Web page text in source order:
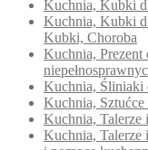
Kuchnia, Kubki
Kuchnia, Kubki
Kubki, Choroba
Kuchnia, Prezent
Kuchnia, Śliniaki
Kuchnia, Sztućce
Kuchnia, Talerze
Kuchnia, Talerze